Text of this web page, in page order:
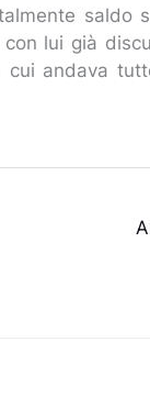
saldo
lui già
cui andava